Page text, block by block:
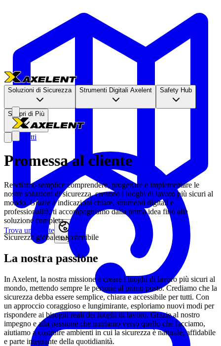
Trova un agente
Italy
Soluzioni di Sicurezza Strumenti Digitali Axelent Safety Hub
Scopri di Più
Contatti
Promessa al cliente
Rendiamo semplice comprendere, progettare e implementare le
nostre soluzioni di sicurezza, creando i luoghi di lavoro più sicuri al
mondo. Grazie a indicazioni chiare, strumenti digitali e
professionalità, ti accompagniamo dalla prima idea fino alla
soluzione completa.
Sicurezza globale e sostenibile
La nostra passione
In Axelent, la nostra missione è creare i luoghi di lavoro più sicuri al
mondo, mettendo sempre le persone al primo posto. Crediamo che la
sicurezza debba essere semplice, chiara e accessibile per tutti. Con
un approccio coraggioso e lungimirante, esploriamo nuovi modi per
rispondere ai bisogni reali dei luoghi di lavoro. Grazie al nostro
impegno e alla passione che nutriamo verso quello che facciamo,
aiutiamo a costruire ambienti in cui la sicurezza è naturale, affidabile
e parte integrante della quotidianità.